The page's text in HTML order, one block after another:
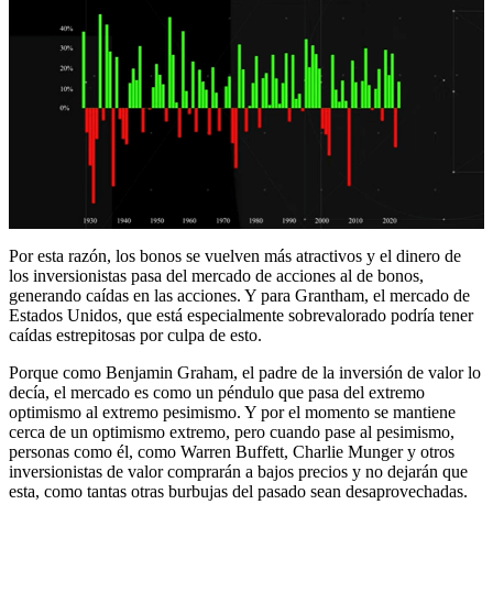
Por esta razón, los bonos se vuelven más atractivos y el dinero de
los inversionistas pasa del mercado de acciones al de bonos,
generando caídas en las acciones. Y para Grantham, el mercado de
Estados Unidos, que está especialmente sobrevalorado podría tener
caídas estrepitosas por culpa de esto.
Porque como Benjamin Graham, el padre de la inversión de valor lo
decía, el mercado es como un péndulo que pasa del extremo
optimismo al extremo pesimismo. Y por el momento se mantiene
cerca de un optimismo extremo, pero cuando pase al pesimismo,
personas como él, como Warren Buffett, Charlie Munger y otros
inversionistas de valor comprarán a bajos precios y no dejarán que
esta, como tantas otras burbujas del pasado sean desaprovechadas.